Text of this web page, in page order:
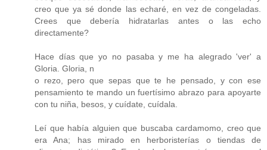
creo que ya sé donde las echaré, en vez de congeladas.
Crees que debería hidratarlas antes o las echo
directamente?
Hace días que yo no pasaba y me ha alegrado 'ver' a
Gloria. Gloria, n
o rezo, pero que sepas que te he pensado, y con ese
pensamiento te mando un fuertísimo abrazo para apoyarte
con tu niña, besos, y cuídate, cuídala.
Leí que había alguien que buscaba cardamomo, creo que
era Ana; has mirado en herboristerías o tiendas de